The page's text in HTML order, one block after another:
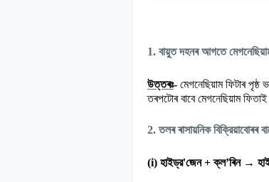
1. বায়ুত দহনৰ আগতে
উত্তৰঃ- মেগনেছিয়াম ফিটাৰ
তৰপটোৰ বাবে মেগনেছিয়াম
2.তলৰ ৰাসায়নিক বিক্রিয়াবোৰৰ
(i) হাইড্র'জেন + ক্ল’ৰিন →